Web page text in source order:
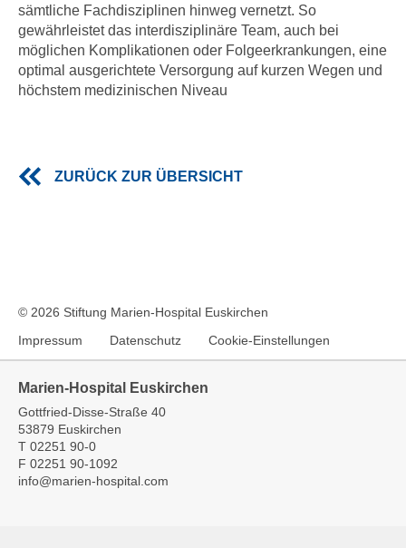
sämtliche Fachdisziplinen hinweg vernetzt. So
gewährleistet das interdisziplinäre Team, auch bei
möglichen Komplikationen oder Folgeerkrankungen, eine
optimal ausgerichtete Versorgung auf kurzen Wegen und
höchstem medizinischen Niveau
ZURÜCK ZUR ÜBERSICHT
© 2026 Stiftung Marien-Hospital Euskirchen
Impressum
Datenschutz Cookie-Einstellungen
Marien-Hospital Euskirchen
Gottfried-Disse-Straße 40
53879 Euskirchen
T 02251 90-0
F 02251 90-1092
info@marien-hospital.com